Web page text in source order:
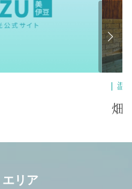
温
畑
エリア